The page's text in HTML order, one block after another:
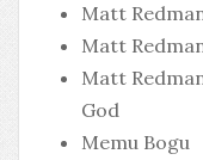
Matt
Matt
Matt
God
Memu Bogu